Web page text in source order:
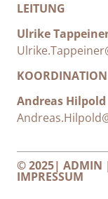
LEITUNG
Ulrike
KOORDINATION
Andreas Hilpold
© 2025| ADMIN
IMPRESSUM